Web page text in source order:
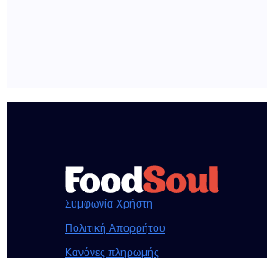
Συμφωνία Χρήστη
Πολιτική Απορρήτου
Κανόνες πληρωμής